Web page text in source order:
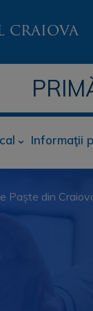
CRAIOVA
Informaţii
Paște din